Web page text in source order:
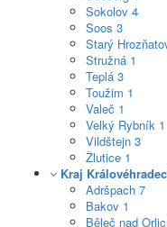
Sokolov 4
Soos 3
Starý
Stružná 1
Teplá 3
Toužim 1
Valeč 1
Velký Rybník 1
Vildštejn 3
Žlutice 1
Kraj
Adršpach 7
Bakov 1
Běleč nad